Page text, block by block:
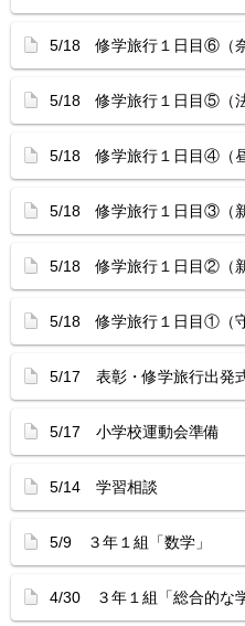
5/18 修学旅行１日目⑥（奈
5/18 修学旅行１日目⑤（法
5/18 修学旅行１日目④（昼
5/18 修学旅行１日目③（新
5/18 修学旅行１日目②（新
5/18 修学旅行１日目①（守
5/17 表彰・修学旅行出発
5/17 小学校運動会準備
5/14 学習相談
5/9 ３年１組「数学」
4/30 ３年１組「総合的な